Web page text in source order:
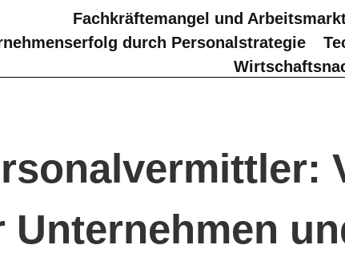
Fachkräftemangel und
durch Personalstrategie
Unternehmen